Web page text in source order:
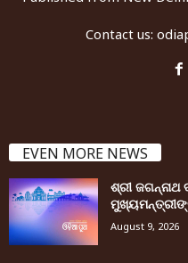
Contact us:
EVEN MORE NEWS
ଶ୍ରୀ ଜଗନ୍ନାଥ
August 9, 2026